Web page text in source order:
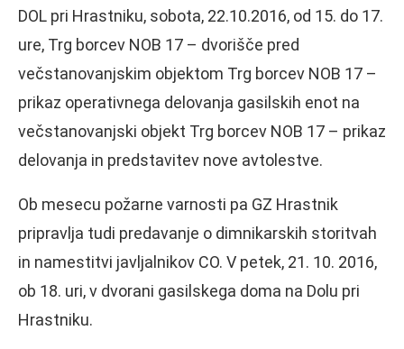
DOL pri Hrastniku, sobota, 22.10.2016, od 15. do 17.
ure, Trg borcev NOB 17 – dvorišče pred
večstanovanjskim objektom Trg borcev NOB 17 –
prikaz operativnega delovanja gasilskih enot na
večstanovanjski objekt Trg borcev NOB 17 – prikaz
delovanja in predstavitev nove avtolestve.
Ob mesecu požarne varnosti pa GZ Hrastnik
pripravlja tudi predavanje o dimnikarskih storitvah
in namestitvi javljalnikov CO. V petek, 21. 10. 2016,
ob 18. uri, v dvorani gasilskega doma na Dolu pri
Hrastniku.